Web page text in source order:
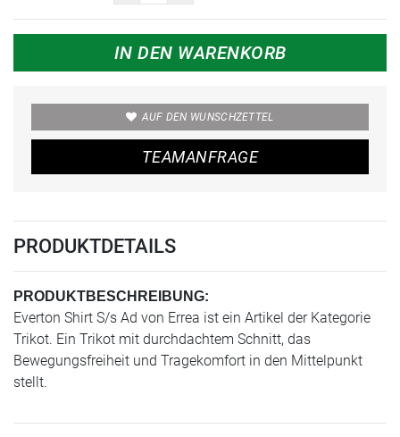
IN DEN WARENKORB
AUF DEN WUNSCHZETTEL
TEAMANFRAGE
PRODUKTDETAILS
PRODUKTBESCHREIBUNG:
Everton Shirt S/s Ad von Errea ist ein Artikel der Kategorie
Trikot. Ein Trikot mit durchdachtem Schnitt, das
Bewegungsfreiheit und Tragekomfort in den Mittelpunkt
stellt.